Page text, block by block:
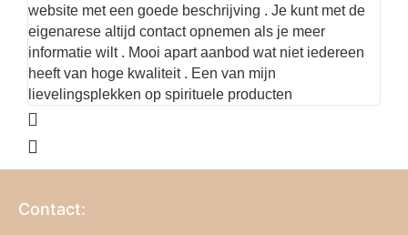
website met een goede beschrijving . Je kunt met de
eigenarese altijd contact opnemen als je meer
informatie wilt . Mooi apart aanbod wat niet iedereen
heeft van hoge kwaliteit . Een van mijn
lievelingsplekken op spirituele producten
Contact: